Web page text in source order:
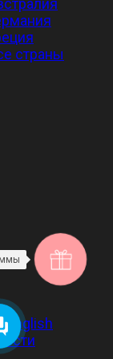
страны
English